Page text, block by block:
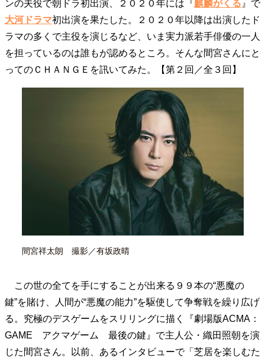
マインドセット
忘れられない言葉
10代・20代の土台
50代のリアル
美しさの哲学
親になるということ
移住という選択
一生モノの愛用品
私を彩るエッセンス
60代のネクストステージ
70代のグランドデザイン
ンの夫役で朝ドラ初出演、２０２０年には『 麒麟がくる 』で
大河ドラマ初出演を果たした。２０２０年以降は出演したド
ラマの多くで主役を演じるなど、いま実力派若手俳優の一人
を担っているのは誰もが認めるところ。そんな間宮さんにと
ってのＣＨＡＮＧＥを訊いてみた。【第２回／全３回】
間宮祥太朗 撮影／有坂政晴
この世の全てを手にすることが出来る９９本の“悪魔の
鍵”を賭け、人間が“悪魔の能力”を駆使して争奪戦を繰り広げ
る。究極のデスゲームをスリリングに描く『劇場版ACMA：
GAME アクマゲーム 最後の鍵』で主人公・織田照朝を演
じた間宮さん。以前、あるインタビューで「芝居を楽しむた